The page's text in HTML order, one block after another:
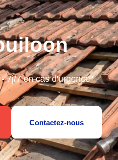
7j/7 en cas d'urgence"
Contactez-nous